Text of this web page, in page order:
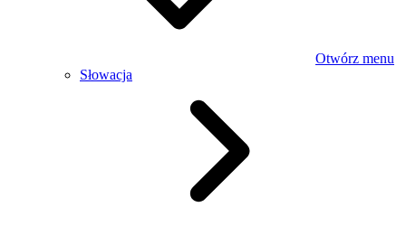
Otwórz menu
Słowacja